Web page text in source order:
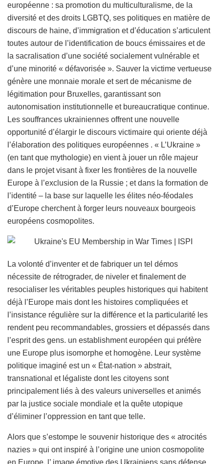
européenne : sa promotion du multiculturalisme, de la
diversité et des droits LGBTQ, ses politiques en matière de
discours de haine, d’immigration et d’éducation s’articulent
toutes autour de l’identification de boucs émissaires et de
la sacralisation d’une société socialement vulnérable et
d’une minorité « défavorisée ». Sauver la victime vertueuse
génère une monnaie morale et sert de mécanisme de
légitimation pour Bruxelles, garantissant son
autonomisation institutionnelle et bureaucratique continue.
Les souffrances ukrainiennes offrent une nouvelle
opportunité d’élargir le discours victimaire qui oriente déjà
l’élaboration des politiques européennes . « L’Ukraine »
(en tant que mythologie) en vient à jouer un rôle majeur
dans le projet visant à fixer les frontières de la nouvelle
Europe à l’exclusion de la Russie ; et dans la formation de
l’identité – la base sur laquelle les élites néo-féodales
d’Europe cherchent à forger leurs nouveaux bourgeois
européens cosmopolites.
La volonté d’inventer et de fabriquer un tel démos
nécessite de rétrograder, de niveler et finalement de
resocialiser les véritables peuples historiques qui habitent
déjà l’Europe mais dont les histoires compliquées et
l’insistance régulière sur la différence et la particularité les
rendent peu recommandables, grossiers et dépassés dans
l’esprit des gens. un establishment européen qui préfère
une Europe plus isomorphe et homogène. Leur système
politique imaginé est un « État-nation » abstrait,
transnational et légaliste dont les citoyens sont
principalement liés à des valeurs universelles et animés
par la justice sociale mondiale et la quête utopique
d’éliminer l’oppression en tant que telle.
Alors que s’estompe le souvenir historique des « atrocités
nazies » qui ont inspiré à l’origine une union cosmopolite
en Europe, l’ image émotive des Ukrainiens sans défense